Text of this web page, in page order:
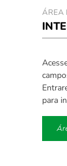
ÁREA
para